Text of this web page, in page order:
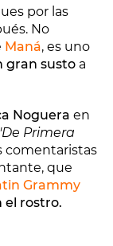
por las
No
Maná, es uno
gran susto a
Noguera en
'De Primera
comentaristas
que
Grammy
el rostro.